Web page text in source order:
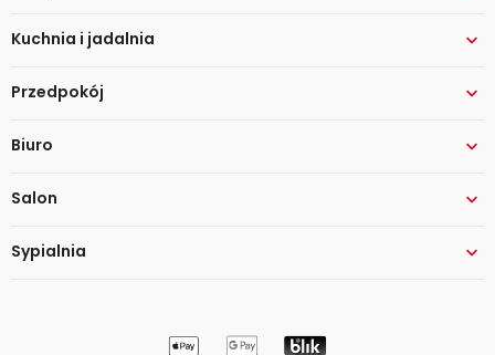
Kuchnia i jadalnia 
Przedpokój 
Biuro 
Salon 
Sypialnia 